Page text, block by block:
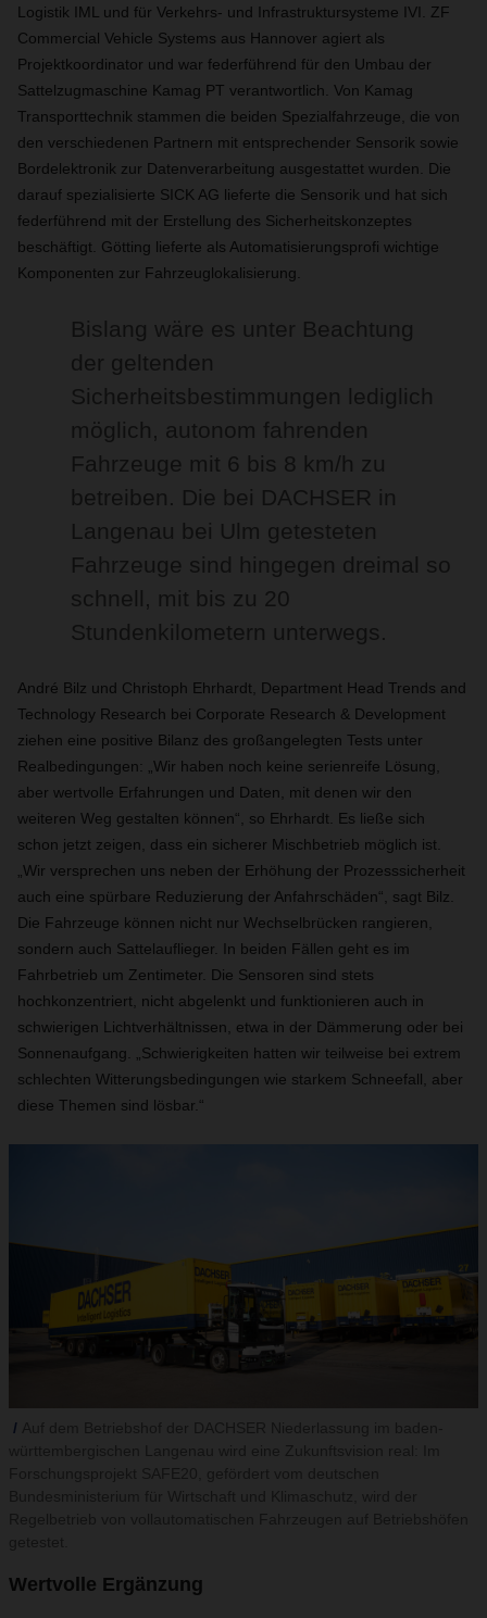
Logistik IML und für Verkehrs- und Infrastruktursysteme IVI. ZF
Commercial Vehicle Systems aus Hannover agiert als
Projektkoordinator und war federführend für den Umbau der
Sattelzugmaschine Kamag PT verantwortlich. Von Kamag
Transporttechnik stammen die beiden Spezialfahrzeuge, die von
den verschiedenen Partnern mit entsprechender Sensorik sowie
Bordelektronik zur Datenverarbeitung ausgestattet wurden. Die
darauf spezialisierte SICK AG lieferte die Sensorik und hat sich
federführend mit der Erstellung des Sicherheitskonzeptes
beschäftigt. Götting lieferte als Automatisierungsprofi wichtige
Komponenten zur Fahrzeuglokalisierung.
Bislang wäre es unter Beachtung
der geltenden
Sicherheitsbestimmungen lediglich
möglich, autonom fahrenden
Fahrzeuge mit 6 bis 8 km/h zu
betreiben. Die bei DACHSER in
Langenau bei Ulm getesteten
Fahrzeuge sind hingegen dreimal so
schnell, mit bis zu 20
Stundenkilometern unterwegs.
André Bilz und Christoph Ehrhardt, Department Head Trends and
Technology Research bei Corporate Research & Development
ziehen eine positive Bilanz des großangelegten Tests unter
Realbedingungen: „Wir haben noch keine serienreife Lösung,
aber wertvolle Erfahrungen und Daten, mit denen wir den
weiteren Weg gestalten können“, so Ehrhardt. Es ließe sich
schon jetzt zeigen, dass ein sicherer Mischbetrieb möglich ist.
„Wir versprechen uns neben der Erhöhung der Prozesssicherheit
auch eine spürbare Reduzierung der Anfahrschäden“, sagt Bilz.
Die Fahrzeuge können nicht nur Wechselbrücken rangieren,
sondern auch Sattelauflieger. In beiden Fällen geht es im
Fahrbetrieb um Zentimeter. Die Sensoren sind stets
hochkonzentriert, nicht abgelenkt und funktionieren auch in
schwierigen Lichtverhältnissen, etwa in der Dämmerung oder bei
Sonnenaufgang. „Schwierigkeiten hatten wir teilweise bei extrem
schlechten Witterungsbedingungen wie starkem Schneefall, aber
diese Themen sind lösbar.“
Wertvolle Ergänzung